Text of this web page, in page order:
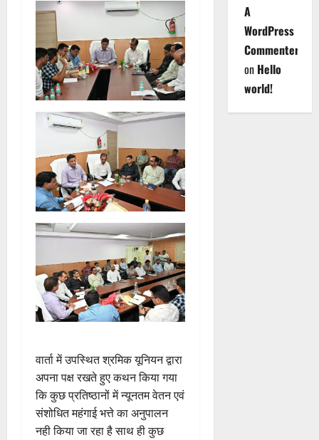
वार्ता में उपस्थित श्रमिक यूनियन द्वारा
अपना पक्ष रखते हुए कथन किया गया
कि कुछ प्रतिष्ठानों में न्यूनतम वेतन एवं
संशोधित महंगाई भत्ते का अनुपालन
नही किया जा रहा है साथ ही कुछ
A
WordPress
Commenter
on Hello
world!